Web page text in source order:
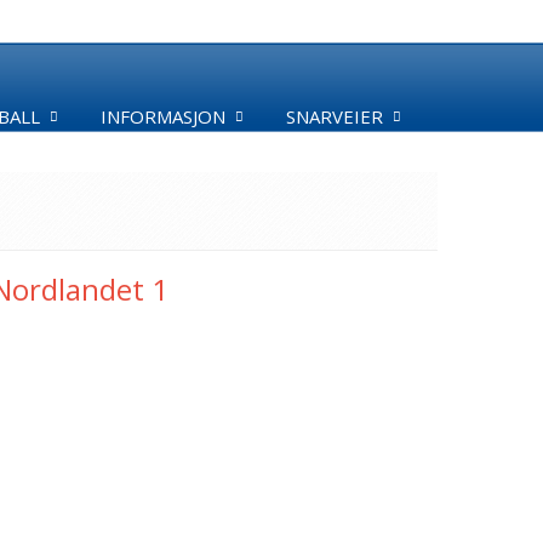
INFORMASJON SNARVEIER
1